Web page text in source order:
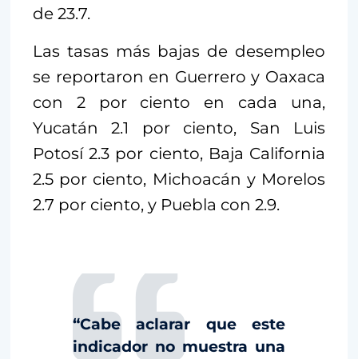
de 23.7.
Las tasas más bajas de desempleo
se reportaron en Guerrero y Oaxaca
con 2 por ciento en cada una,
Yucatán 2.1 por ciento, San Luis
Potosí 2.3 por ciento, Baja California
2.5 por ciento, Michoacán y Morelos
2.7 por ciento, y Puebla con 2.9.
“Cabe aclarar que este
indicador no muestra una